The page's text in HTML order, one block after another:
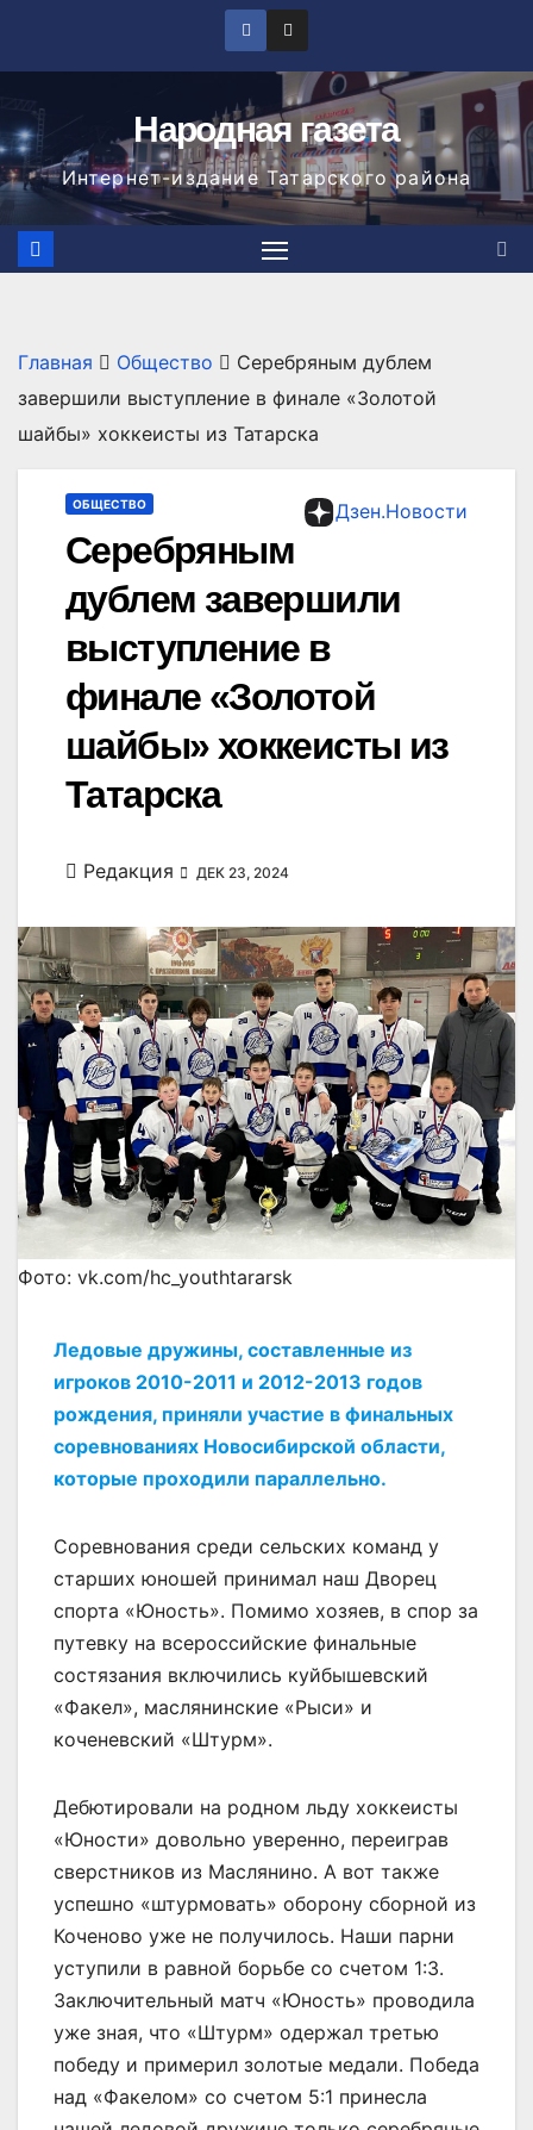
Народная газета
Интернет-издание Татарского района
Главная Общество
Серебряным дублем
завершили выступление в финале «Золотой
шайбы» хоккеисты из Татарска
Дзен.Новости
ОБЩЕСТВО
Серебряным
дублем завершили
выступление в
финале «Золотой
шайбы» хоккеисты из
Татарска
Редакция ДЕК 23, 2024
Фото: vk.com/hc_youthtararsk
Ледовые дружины, составленные из
игроков 2010-2011 и 2012-2013 годов
рождения, приняли участие в финальных
соревнованиях Новосибирской области,
которые проходили параллельно.
Соревнования среди сельских команд у
старших юношей принимал наш Дворец
спорта «Юность». Помимо хозяев, в спор за
путевку на всероссийские финальные
состязания включились куйбышевский
«Факел», маслянинские «Рыси» и
коченевский «Штурм».
Дебютировали на родном льду хоккеисты
«Юности» довольно уверенно, переиграв
сверстников из Маслянино. А вот также
успешно «штурмовать» оборону сборной из
Коченово уже не получилось. Наши парни
уступили в равной борьбе со счетом 1:3.
Заключительный матч «Юность» проводила
уже зная, что «Штурм» одержал третью
победу и примерил золотые медали. Победа
над «Факелом» со счетом 5:1 принесла